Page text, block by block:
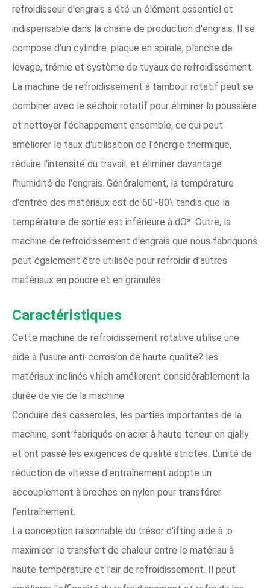
refroidisseur d'engrais a été un élément essentiel et
indispensable dans la chaîne de production d'engrais. Il se
compose d'un cylindre. plaque en spirale, planche de
levage, trémie et système de tuyaux de refroidissement.
La machine de refroidissement à tambour rotatif peut se
combiner avec le séchoir rotatif pour éliminer la poussière
et nettoyer l'échappement ensemble, ce qui peut
améliorer le taux d'utilisation de l'énergie thermique,
réduire l'intensité du travail, et éliminer davantage
l'humidité de l'engrais. Généralement, la température
d'entrée des matériaux est de 60'-80\ tandis que la
température de sortie est inférieure à dO*. Outre, la
machine de refroidissement d'engrais que nous fabriquons
peut également être utilisée pour refroidir d'autres
matériaux en poudre et en granulés.
Caractéristiques
Cette machine de refroidissement rotative utilise une
aide à l'usure anti-corrosion de haute qualité? les
matériaux inclinés v.hlch améliorent considérablement la
durée de vie de la machine.
Conduire des casseroles, les parties importantes de la
machine, sont fabriqués en acier à haute teneur en qjally
et ont passé les exigences de qualité strictes. L'unité de
réduction de vitesse d'entraînement adopte un
accouplement à broches en nylon pour transférer
l'entraînement.
La conception raisonnable du trésor d'ifting aide à :o
maximiser le transfert de chaleur entre le matériau à
haute température et l'air de refroidissement. Il peut